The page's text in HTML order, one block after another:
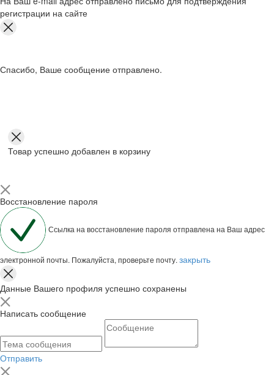
регистрации на сайте
Спасибо, Ваше сообщение отправлено.
Товар успешно добавлен в корзину
Восстановление пароля
Ссылка на восстановление пароля отправлена на Ваш адрес
электронной почты. Пожалуйста, проверьте почту. закрыть
Данные Вашего профиля успешно сохранены
Написать сообщение
Отправить